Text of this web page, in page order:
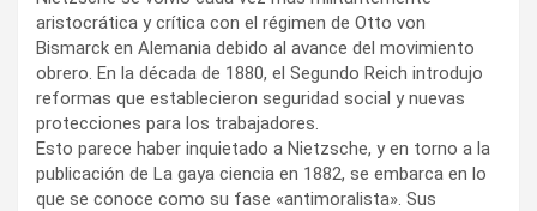
aristocrática y crítica con el régimen de Otto von
Bismarck en Alemania debido al avance del movimiento
obrero. En la década de 1880, el Segundo Reich introdujo
reformas que establecieron seguridad social y nuevas
protecciones para los trabajadores.
Esto parece haber inquietado a Nietzsche, y en torno a la
publicación de La gaya ciencia en 1882, se embarca en lo
que se conoce como su fase «antimoralista». Sus